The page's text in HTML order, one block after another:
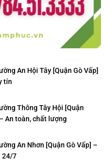
An Hội Tây [Quận Gò Vấp]
tín
Thông Tây Hội [Quận
An toàn, chất lượng
An Nhơn [Quận Gò Vấp] –
24/7